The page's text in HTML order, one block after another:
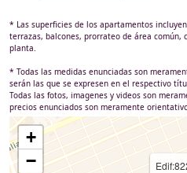
* Las superficies de los apartamentos
terrazas, balcones, prorrateo de área común,
planta.
* Todas las medidas enunciadas son
serán las que se expresen en el respectivo
Todas las fotos, imagenes y videos son
precios enunciados son meramente
+
−